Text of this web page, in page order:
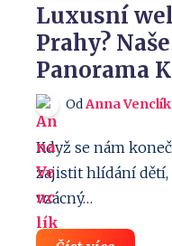
Luxusní
Prahy?
Panorama
OdAnna
Když se nám
zajistit hlídání
vzácný…